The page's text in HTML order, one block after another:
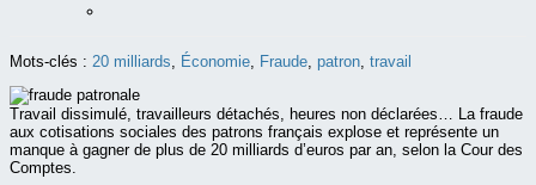
Mots-clés : 20 milliards, Économie, Fraude, patron, travail
Travail dissimulé, travailleurs détachés, heures non déclarées… La fraude
aux cotisations sociales des patrons français explose et représente un
manque à gagner de plus de 20 milliards d’euros par an, selon la Cour des
Comptes.